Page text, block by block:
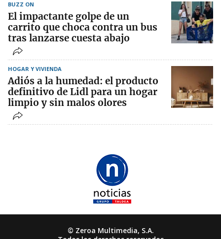
BUZZ ON
El impactante golpe de un
carrito que choca contra un bus
tras lanzarse cuesta abajo
HOGAR Y VIVIENDA
Adiós a la humedad: el producto
definitivo de Lidl para un hogar
limpio y sin malos olores
© Zeroa Multimedia, S.A.